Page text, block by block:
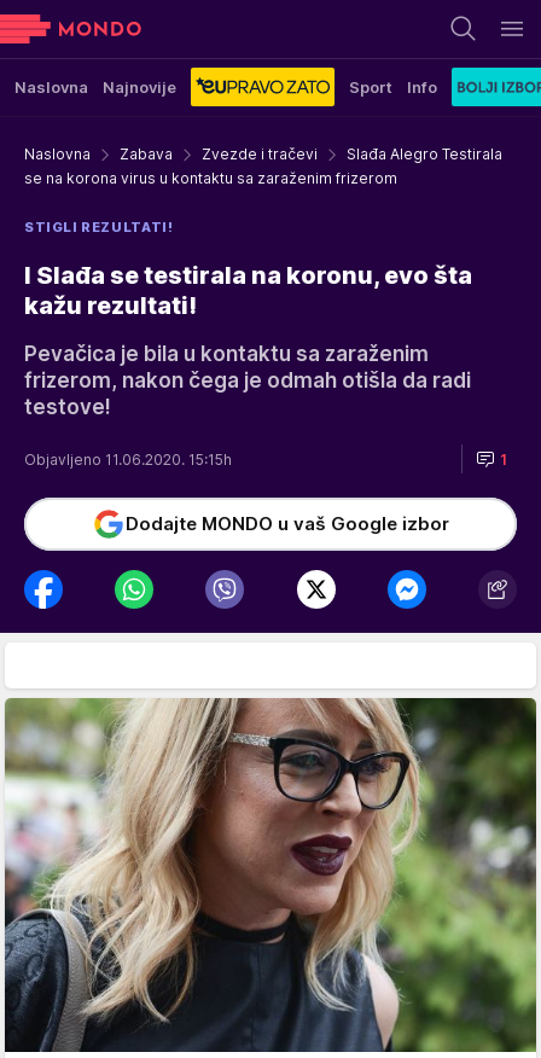
Naslovna Najnovije Sport Info
Naslovna Zabava Zvezde i tračevi
Slađa Alegro Testirala
se na korona virus u kontaktu sa zaraženim frizerom
STIGLI REZULTATI!
I Slađa se testirala na koronu, evo šta
kažu rezultati!
Pevačica je bila u kontaktu sa zaraženim
frizerom, nakon čega je odmah otišla da radi
testove!
Objavljeno 11.06.2020. 15:15h 1
Dodajte MONDO u vaš Google izbor